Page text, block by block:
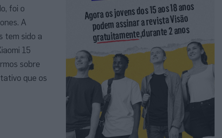
foi o
A
tem sido a
15
sobre
que os